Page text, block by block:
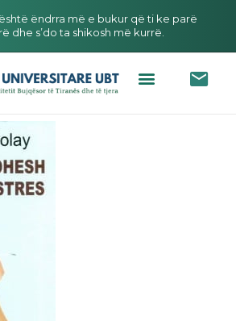
ëndrra më e bukur që ti ke parë
dhe s’do ta shikosh më kurrë.